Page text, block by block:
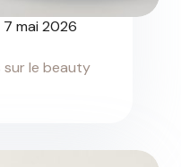
7 mai 2026
sur le beauty